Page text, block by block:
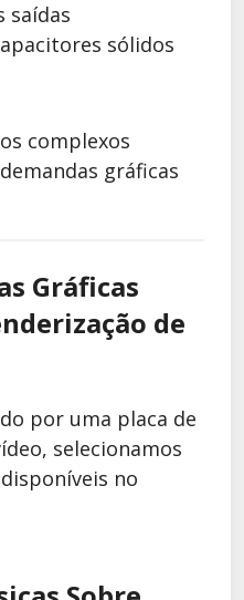
saídas
sólidos
complexos
gráficas
Gráficas
de
por uma placa de
selecionamos
no